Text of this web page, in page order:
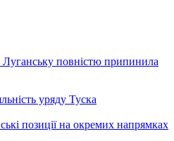
Луганську повністю припинила
уряду Туска
позиції на окремих напрямках